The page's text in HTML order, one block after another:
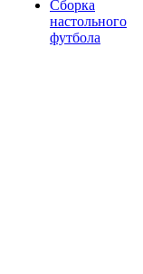
Сборка
настольного
футбола